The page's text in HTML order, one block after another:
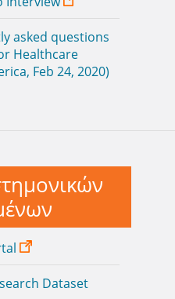
asked questions
Healthcare
Feb 24, 2020)
Dataset